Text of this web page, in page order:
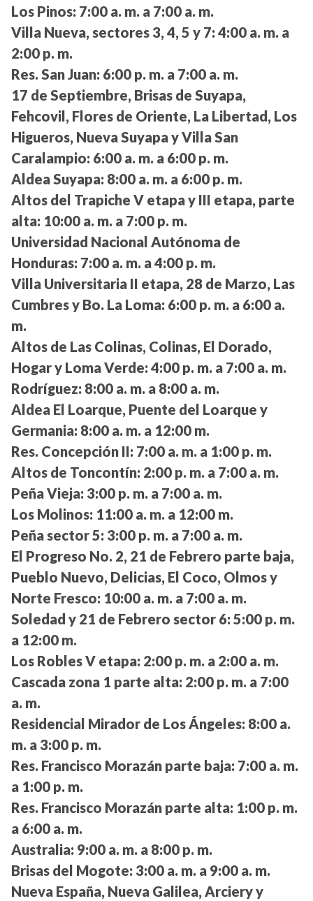
Los Pinos: 7:00 a. m. a 7:00 a. m.
Villa Nueva, sectores 3, 4, 5 y 7: 4:00 a. m. a
2:00 p. m.
Res. San Juan: 6:00 p. m. a 7:00 a. m.
17 de Septiembre, Brisas de Suyapa,
Fehcovil, Flores de Oriente, La Libertad, Los
Higueros, Nueva Suyapa y Villa San
Caralampio: 6:00 a. m. a 6:00 p. m.
Aldea Suyapa: 8:00 a. m. a 6:00 p. m.
Altos del Trapiche V etapa y III etapa, parte
alta: 10:00 a. m. a 7:00 p. m.
Universidad Nacional Autónoma de
Honduras: 7:00 a. m. a 4:00 p. m.
Villa Universitaria II etapa, 28 de Marzo, Las
Cumbres y Bo. La Loma: 6:00 p. m. a 6:00 a.
m.
Altos de Las Colinas, Colinas, El Dorado,
Hogar y Loma Verde: 4:00 p. m. a 7:00 a. m.
Rodríguez: 8:00 a. m. a 8:00 a. m.
Aldea El Loarque, Puente del Loarque y
Germania: 8:00 a. m. a 12:00 m.
Res. Concepción II: 7:00 a. m. a 1:00 p. m.
Altos de Toncontín: 2:00 p. m. a 7:00 a. m.
Peña Vieja: 3:00 p. m. a 7:00 a. m.
Los Molinos: 11:00 a. m. a 12:00 m.
Peña sector 5: 3:00 p. m. a 7:00 a. m.
El Progreso No. 2, 21 de Febrero parte baja,
Pueblo Nuevo, Delicias, El Coco, Olmos y
Norte Fresco: 10:00 a. m. a 7:00 a. m.
Soledad y 21 de Febrero sector 6: 5:00 p. m.
a 12:00 m.
Los Robles V etapa: 2:00 p. m. a 2:00 a. m.
Cascada zona 1 parte alta: 2:00 p. m. a 7:00
a. m.
Residencial Mirador de Los Ángeles: 8:00 a.
m. a 3:00 p. m.
Res. Francisco Morazán parte baja: 7:00 a. m.
a 1:00 p. m.
Res. Francisco Morazán parte alta: 1:00 p. m.
a 6:00 a. m.
Australia: 9:00 a. m. a 8:00 p. m.
Brisas del Mogote: 3:00 a. m. a 9:00 a. m.
Nueva España, Nueva Galilea, Arciery y